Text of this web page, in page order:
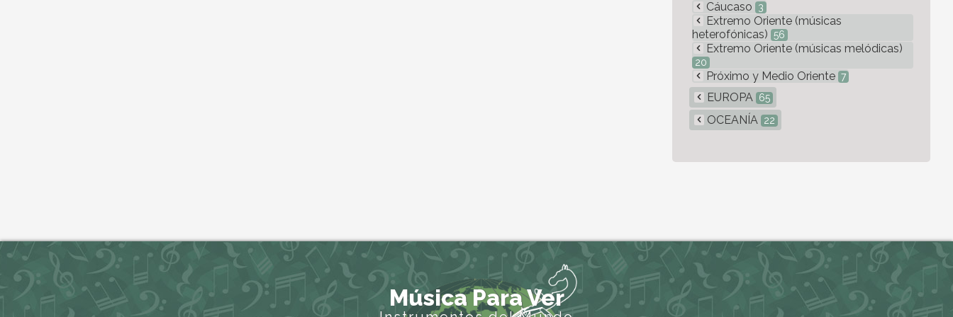
Cáucaso 3
Extremo Oriente (músicas
heterofónicas) 56
Extremo Oriente (músicas melódicas)
20
Próximo y Medio Oriente 7
EUROPA 65
OCEANÍA 22
Música Para Ver